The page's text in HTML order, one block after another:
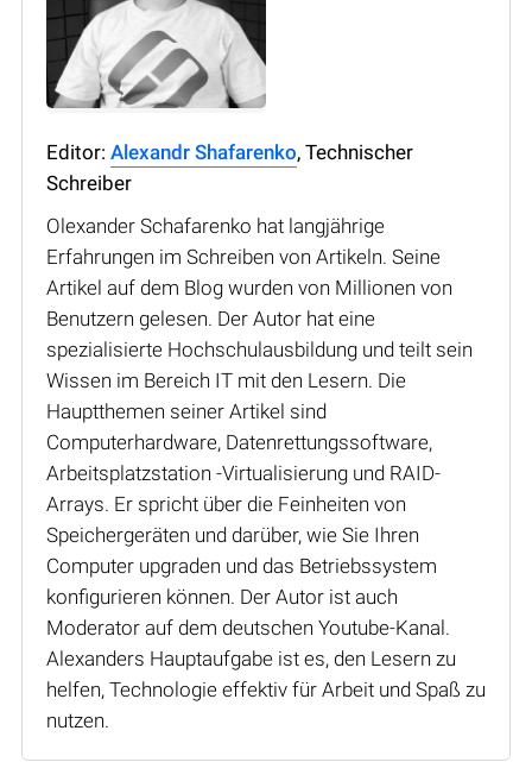
Editor: Alexandr Shafarenko, Technischer
Schreiber
Olexander Schafarenko hat langjährige
Erfahrungen im Schreiben von Artikeln. Seine
Artikel auf dem Blog wurden von Millionen von
Benutzern gelesen. Der Autor hat eine
spezialisierte Hochschulausbildung und teilt sein
Wissen im Bereich IT mit den Lesern. Die
Hauptthemen seiner Artikel sind
Computerhardware, Datenrettungssoftware,
Arbeitsplatzstation -Virtualisierung und RAID-
Arrays. Er spricht über die Feinheiten von
Speichergeräten und darüber, wie Sie Ihren
Computer upgraden und das Betriebssystem
konfigurieren können. Der Autor ist auch
Moderator auf dem deutschen Youtube-Kanal.
Alexanders Hauptaufgabe ist es, den Lesern zu
helfen, Technologie effektiv für Arbeit und Spaß zu
nutzen.